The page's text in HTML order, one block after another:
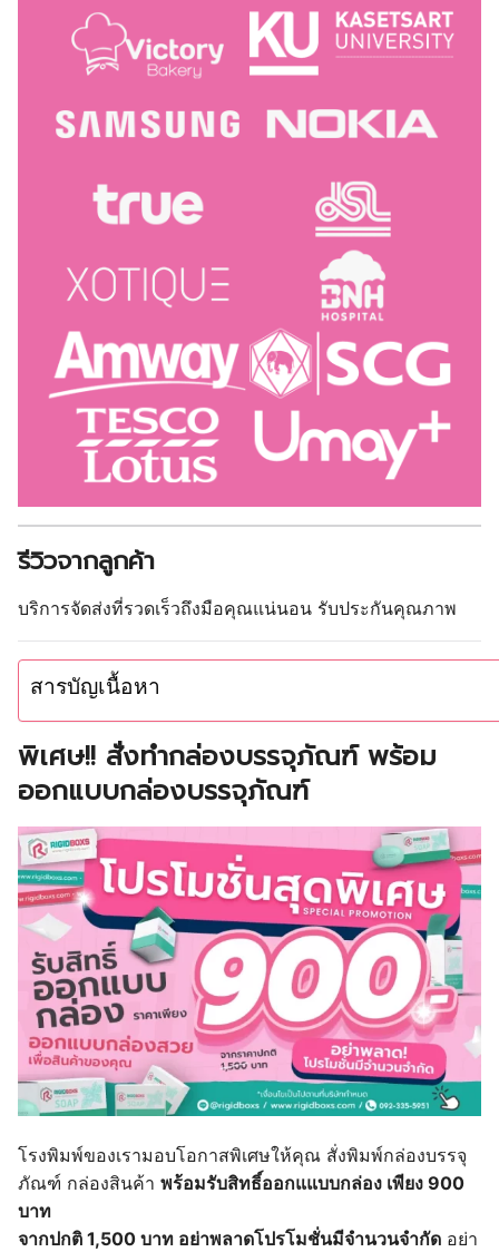
รีวิวจากลูกค้า
บริการจัดส่งที่รวดเร็วถึงมือคุณแน่นอน รับประกันคุณภาพ
สารบัญเนื้อหา
พิเศษ!! สั่งทำกล่องบรรจุภัณฑ์ พร้อม
ออกแบบกล่องบรรจุภัณฑ์
โรงพิมพ์ของเรามอบโอกาสพิเศษให้คุณ สั่งพิมพ์กล่องบรรจุ
ภัณฑ์ กล่องสินค้า พร้อมรับสิทธิ์ออกแแบบกล่อง เพียง 900
บาท
จากปกติ 1,500 บาท อย่าพลาดโปรโมชั่นมีจำนวนจำกัด อย่า